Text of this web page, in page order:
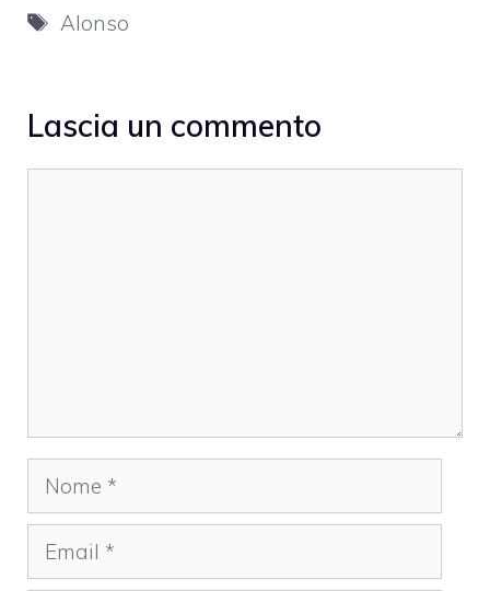
Tag
Alonso
Lascia un commento
Nome
Email